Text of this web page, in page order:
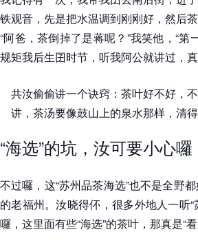
铁观音，先是把水温调到刚刚好，然后
“阿爸，茶倒掉了是蒋呢？”我笑他，“
规矩我后生囝时节，听我阿公就讲过，
共汝偷偷讲一个诀窍：茶叶好不好，
讲，茶汤要像鼓山上的泉水那样，清
“海选”的坑，汝可要小心囉
不过囉，这“苏州品茶海选”也不是全野
的老福州。汝晓得伓，很多外地人一听
囉，这里面有些“海选”的茶叶，那真是“